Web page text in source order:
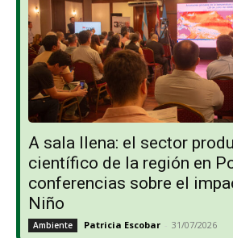
A sala llena: el sector
científico de la región en
conferencias sobre el
Niño
Ambiente Patricia Escobar - 31/07/2026